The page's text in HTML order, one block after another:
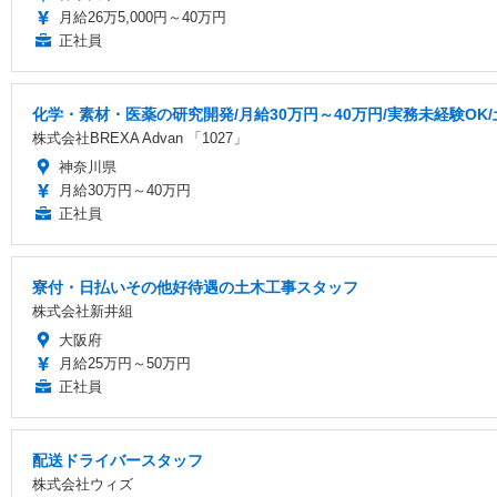
月給26万5,000円～40万円
正社員
化学・素材・医薬の研究開発/月給30万円～40万円/実務未経験OK/
株式会社BREXA Advan 「1027」
神奈川県
月給30万円～40万円
正社員
寮付・日払いその他好待遇の土木工事スタッフ
株式会社新井組
大阪府
月給25万円～50万円
正社員
配送ドライバースタッフ
株式会社ウィズ